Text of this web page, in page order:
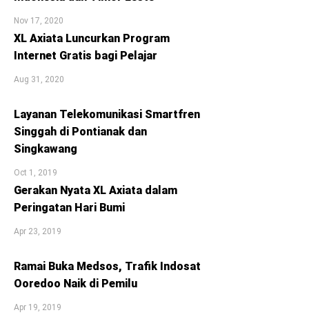
Nov 17, 2020
XL Axiata Luncurkan Program
Internet Gratis bagi Pelajar
Aug 31, 2020
Layanan Telekomunikasi Smartfren
Singgah di Pontianak dan
Singkawang
Oct 1, 2019
Gerakan Nyata XL Axiata dalam
Peringatan Hari Bumi
Apr 23, 2019
Ramai Buka Medsos, Trafik Indosat
Ooredoo Naik di Pemilu
Apr 19, 2019